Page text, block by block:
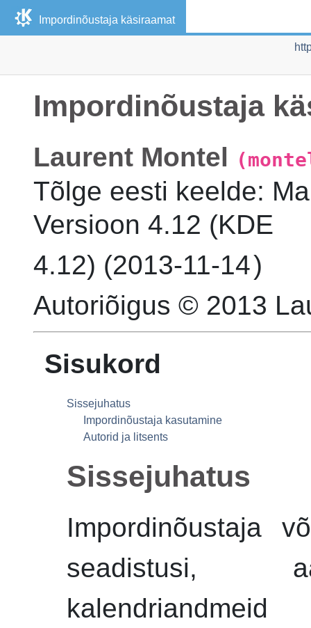
Impordinõustaja käsiraamat
Impordinõustaja
Laurent Montel
Tõlge eesti keelde:
Versioon 4.12 (KDE
4.12) (2013-11-14)
Autoriõigus © 2013
Sisukord
Sissejuhatus
Impordinõustaja kasutamine
Autorid ja litsents
Sissejuhatus
Impordinõustaja
seadistusi,